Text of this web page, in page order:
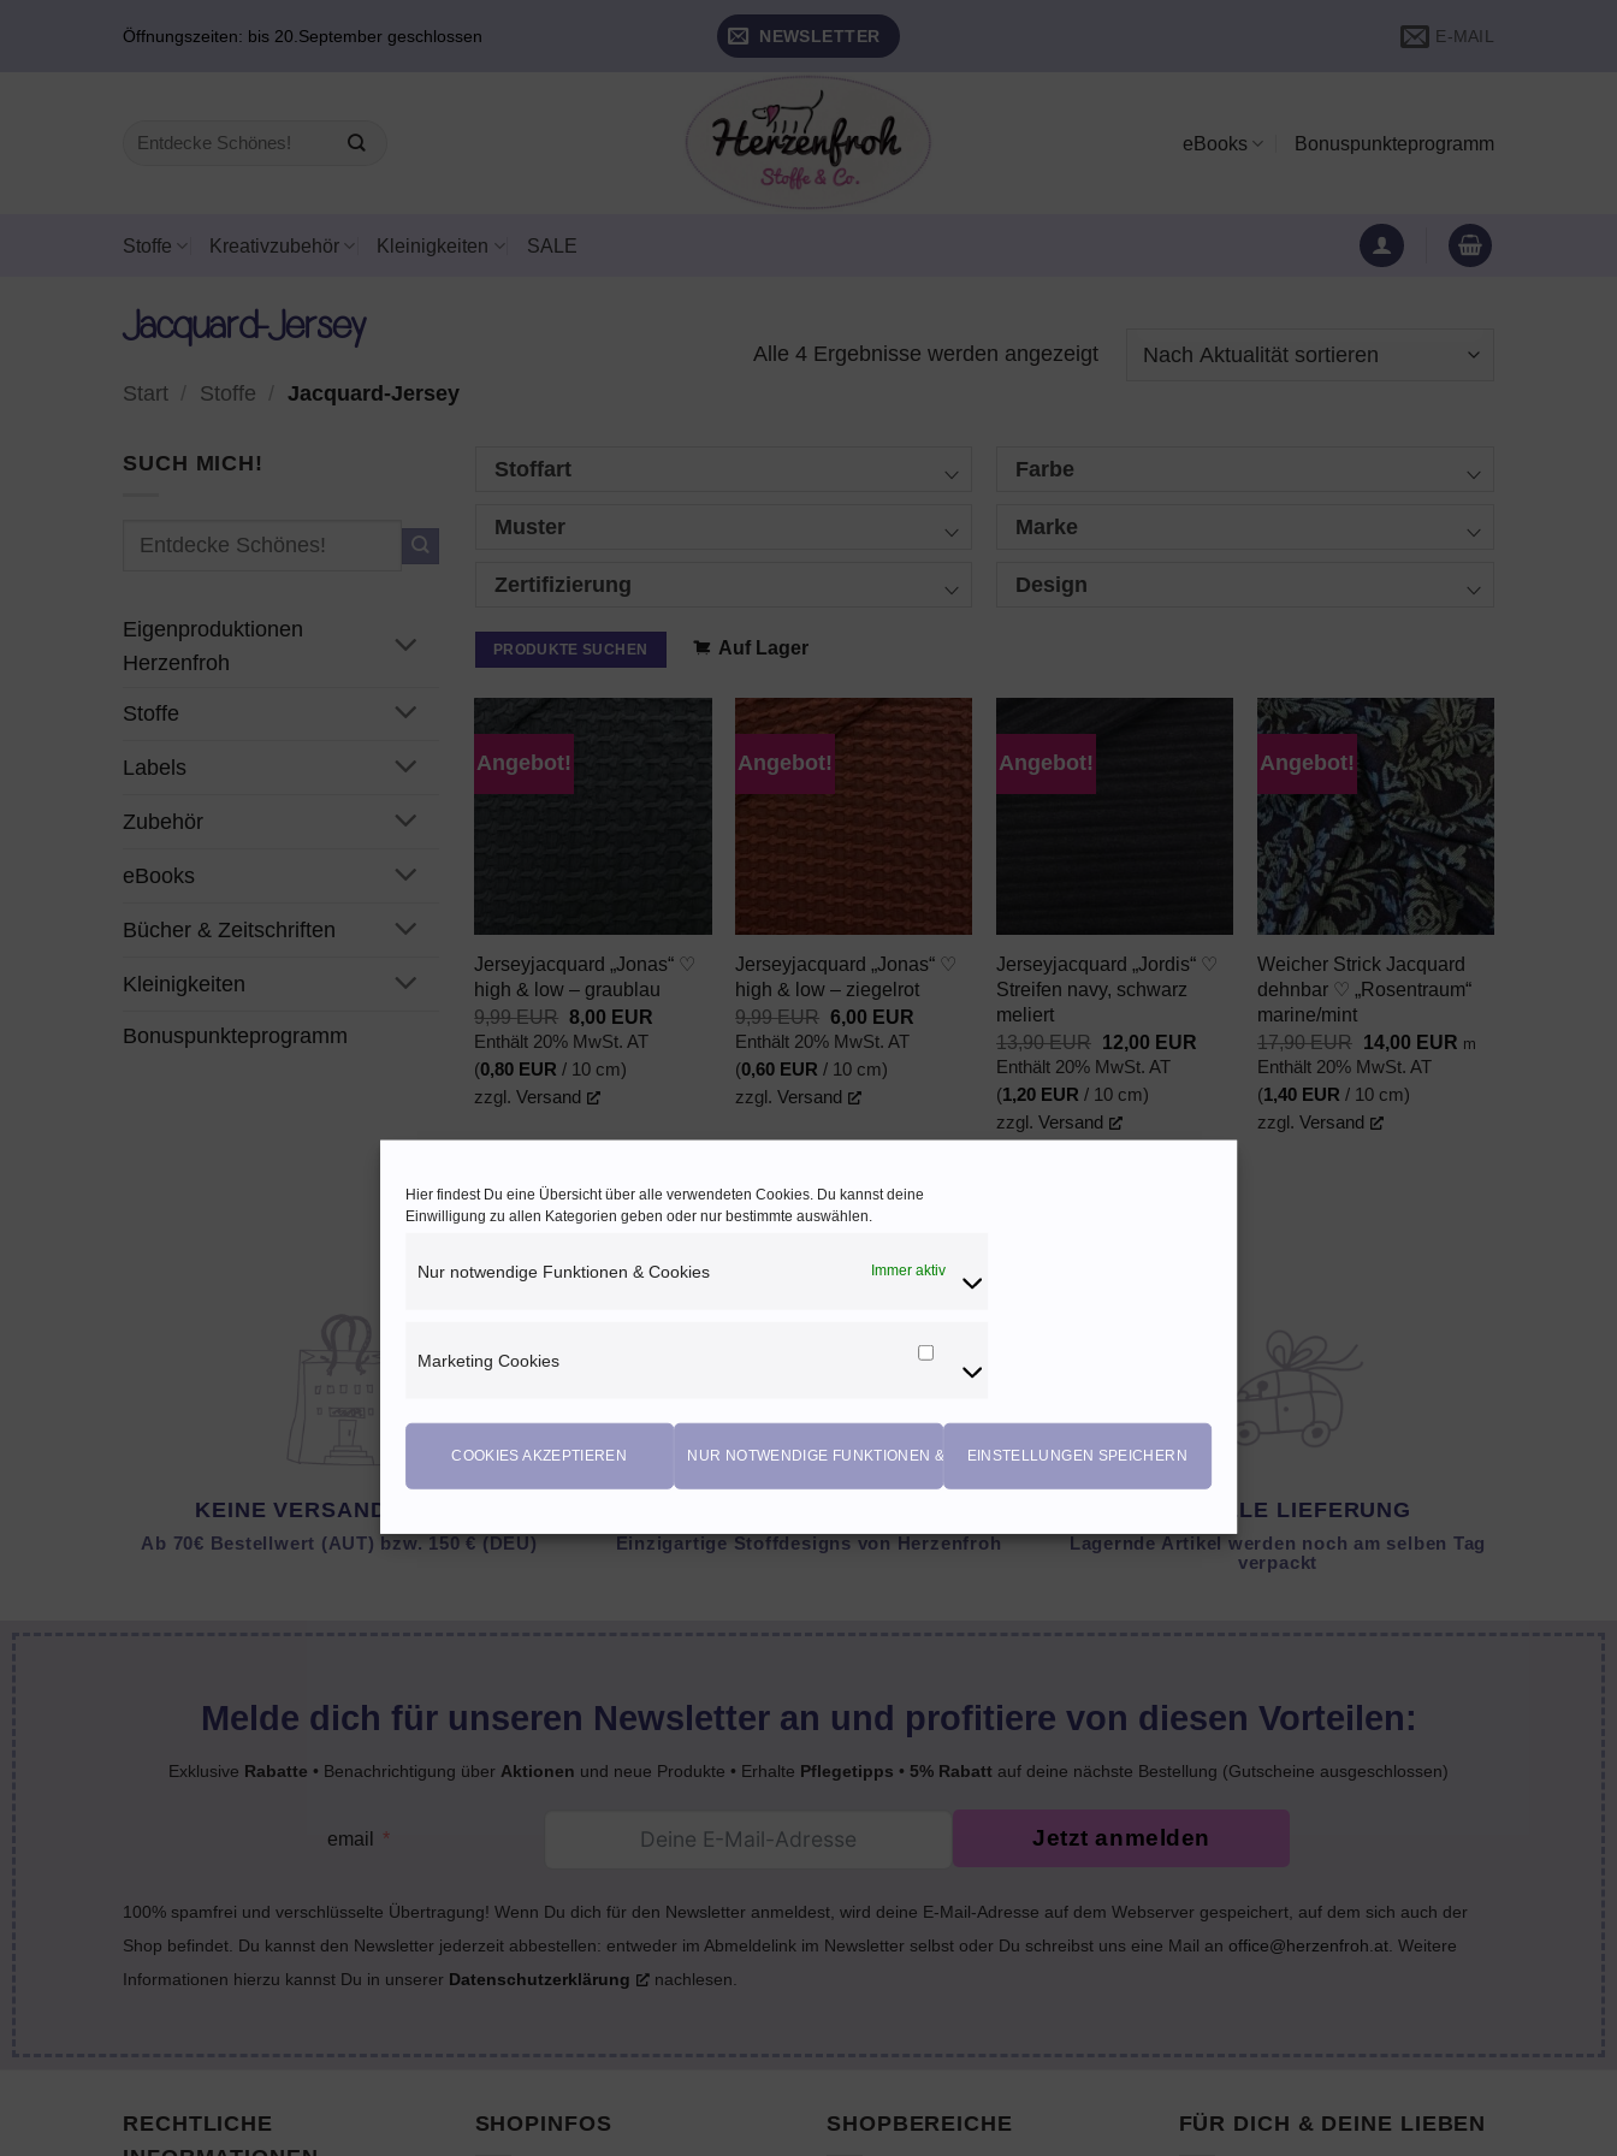
Hier findest Du eine Übersicht über alle verwendeten Cookies. Du kannst deine
Einwilligung zu allen Kategorien geben oder nur bestimmte auswählen.
Nur notwendige Funktionen & Cookies Immer aktiv
Marketing Cookies
Marketing
COOKIES AKZEPTIEREN NUR NOTWENDIGE FUNKTIONEN & COOKIESEINSTELLUNGEN SPEICHERN
Öffnungszeiten: bis 20.September geschlossen NEWSLETTER E-MAIL
Suchen
eBooks Bonuspunkteprogramm
Stoffe Kreativzubehör Kleinigkeiten SALE
Jacquard-Jersey
Start Stoffe Jacquard-Jersey
Alle 4 Ergebnisse werden angezeigtNach
SUCH MICH!
Suchen
Eigenproduktionen
Herzenfroh
Stoffe
Labels
Zubehör
eBooks
Bücher & Zeitschriften
Kleinigkeiten
Bonuspunkteprogramm
Stoffart Farbe
Muster Marke
Zertifizierung Design
PRODUKTE SUCHEN Auf Lager
Angebot!
WUNSCHZETTEL
Jerseyjacquard „Jonas“ ♡
high & low – graublau
9,99EUR Ursprünglicher
Preis
war:
9,99 EUR
8,00 EUR
8,00 EUR.
Enthält 20% MwSt. AT
(0,80 EUR / 10 cm)
zzgl.Versand
Angebot!
AUF DEN
WUNSCHZETTEL
Jerseyjacquard „Jonas“ ♡
high & low – ziegelrot
9,99EUR Ursprünglicher
Preis
war:
9,99 EUR
6,00 EUR
6,00 EUR.
Enthält 20% MwSt. AT
(0,60 EUR / 10 cm)
zzgl.Versand
Angebot!
WUNSCHZETTEL
Jerseyjacquard „Jordis“ ♡
Streifen navy, schwarz
meliert
13,90EUR Ursprünglicher
Preis
war:
13,90 EUR
12,00 EURAktueller
12,00 EUR.
Enthält 20% MwSt. AT
(1,20 EUR / 10 cm)
zzgl.Versand
Angebot!
AUF DEN
WUNSCHZETTEL
+
Weicher Strick Jacquard
dehnbar ♡ „Rosentraum“
marine/mint
17,90EUR Ursprünglicher
Preis
war:
17,90 EUR
14,00 EURAktueller
m
Enthält 20% MwSt. AT
(1,40 EUR / 10 cm)
zzgl. Versand
KEINE VERSANDKOSTEN
Ab 70€ Bestellwert (AUT) bzw. 150 € (DEU) Einzigartige Stoffdesigns von Herzenfroh
SCHNELLE LIEFERUNG
Lagernde Artikel werden noch am selben Tag
verpackt
Melde dich für unseren Newsletter an und profitiere von diesen Vorteilen:
Exklusive Rabatte • Benachrichtigung über Aktionen und neue Produkte • Erhalte Pflegetipps • 5% Rabatt auf deine nächste Bestellung (Gutscheine ausgeschlossen)
email Jetzt anmelden
100% spamfrei und verschlüsselte Übertragung! Wenn Du dich für den Newsletter anmeldest, wird deine E-Mail-Adresse auf dem Webserver gespeichert, auf dem sich auch der
Shop befindet. Du kannst den Newsletter jederzeit abbestellen: entweder im Abmeldelink im Newsletter selbst oder Du schreibst uns eine Mail an office@herzenfroh.at . Weitere
Informationen hierzu kannst Du in unserer Datenschutzerklärung nachlesen.
RECHTLICHE
SHOPINFOS SHOPBEREICHE FÜR DICH & DEINE LIEBEN